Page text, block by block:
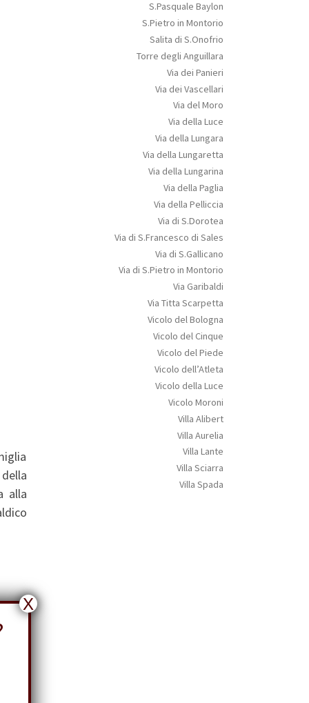
alla
S.Pasquale Baylon
S.Pietro in Montorio
Salita di S.Onofrio
Torre degli Anguillara
Via dei Panieri
Via dei Vascellari
Via del Moro
Via della Luce
Via della Lungara
Via della Lungaretta
Via della Lungarina
Via della Paglia
Via della Pelliccia
Via di S.Dorotea
Via di S.Francesco di Sales
Via di S.Gallicano
Via di S.Pietro in Montorio
Via Garibaldi
Via Titta Scarpetta
Vicolo del Bologna
Vicolo del Cinque
Vicolo del Piede
Vicolo dell’Atleta
Vicolo della Luce
Vicolo Moroni
Villa Alibert
Villa Aurelia
Villa Lante
Villa Sciarra
Villa Spada
X